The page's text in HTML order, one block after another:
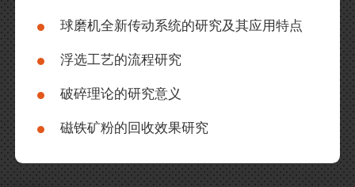
球磨机全新传动系统的研究及其应用特点
浮选工艺的流程研究
破碎理论的研究意义
磁铁矿粉的回收效果研究